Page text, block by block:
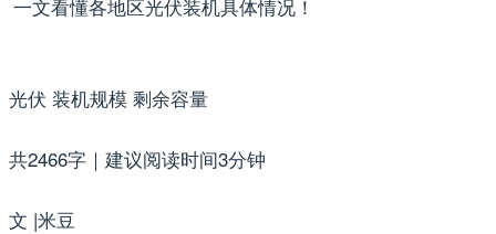
一文看懂各地区光伏装机具体情况！
光伏 装机规模 剩余容量
共2466字｜建议阅读时间3分钟
文 |米豆